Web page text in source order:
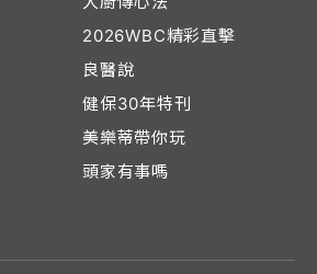
2026WBC精彩直擊
良醫說
健保30年特刊
美樂蒂帶你玩
頭家有事嗎